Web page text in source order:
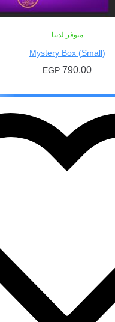
متوفر لدينا
Mystery Box (Small)
790,00
EGP